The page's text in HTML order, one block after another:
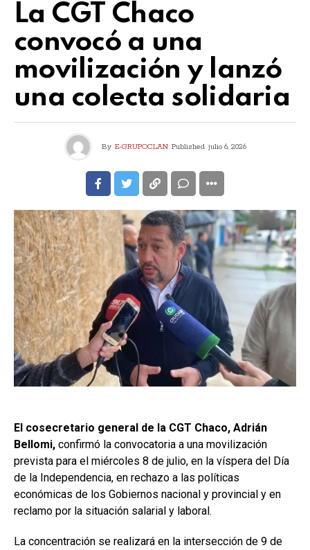
La CGT Chaco
convocó a una
movilización y lanzó
una colecta solidaria
By E-GRUPOCLAN Published julio 6, 2026
El cosecretario general de la CGT Chaco, Adrián
Bellomi, confirmó la convocatoria a una movilización
prevista para el miércoles 8 de julio, en la víspera del Día
de la Independencia, en rechazo a las políticas
económicas de los Gobiernos nacional y provincial y en
reclamo por la situación salarial y laboral.
La concentración se realizará en la intersección de 9 de